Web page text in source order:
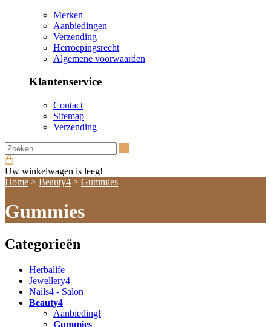
Merken
Aanbiedingen
Verzending
Herroepingsrecht
Algemene voorwaarden
Klantenservice
Contact
Sitemap
Verzending
Uw winkelwagen is leeg!
Home > Beauty4 > Gummies
Gummies
Categorieën
Herbalife
Jewellery4
Nails4 - Salon
Beauty4
Aanbieding!
Gummies